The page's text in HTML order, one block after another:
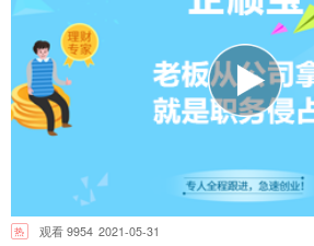
热 观看 9954 2021-05-31